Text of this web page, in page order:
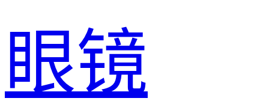
眼镜